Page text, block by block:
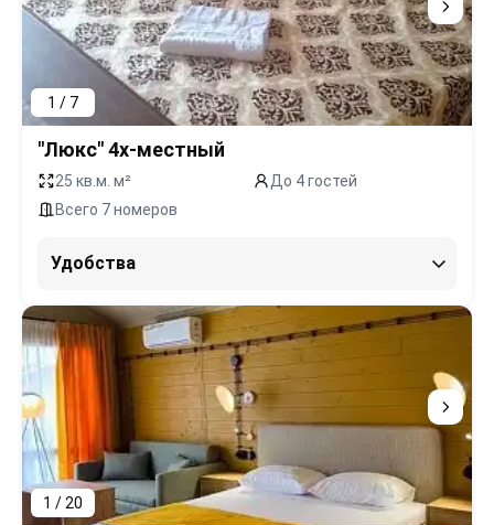
1 / 7
"Люкс" 4х-местный
25 кв.м. м²
До 4 гостей
Всего 7 номеров
Удобства
1 / 20